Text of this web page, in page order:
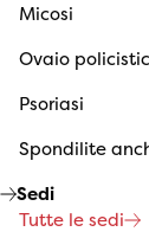
Micosi
Ovaio
Psoriasi
Spondilite
Sedi
Tutte le sedi